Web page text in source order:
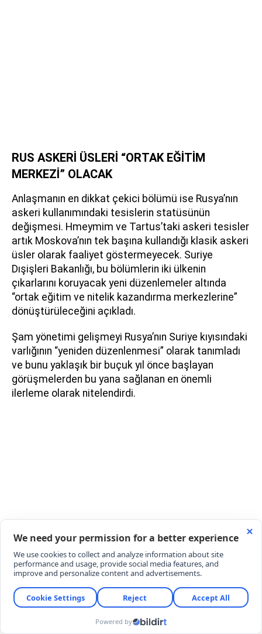
RUS ASKERİ ÜSLERİ “ORTAK EĞİTİM
MERKEZİ” OLACAK
Anlaşmanın en dikkat çekici bölümü ise Rusya’nın
askeri kullanımındaki tesislerin statüsünün
değişmesi. Hmeymim ve Tartus’taki askeri tesisler
artık Moskova’nın tek başına kullandığı klasik askeri
üsler olarak faaliyet göstermeyecek. Suriye
Dışişleri Bakanlığı, bu bölümlerin iki ülkenin
çıkarlarını koruyacak yeni düzenlemeler altında
“ortak eğitim ve nitelik kazandırma merkezlerine”
dönüştürüleceğini açıkladı.
Şam yönetimi gelişmeyi Rusya’nın Suriye kıyısındaki
varlığının “yeniden düzenlenmesi” olarak tanımladı
ve bunu yaklaşık bir buçuk yıl önce başlayan
görüşmelerden bu yana sağlanan en önemli
ilerleme olarak nitelendirdi.
TARTUS’TA 4 NUMARALI İSKELE DE